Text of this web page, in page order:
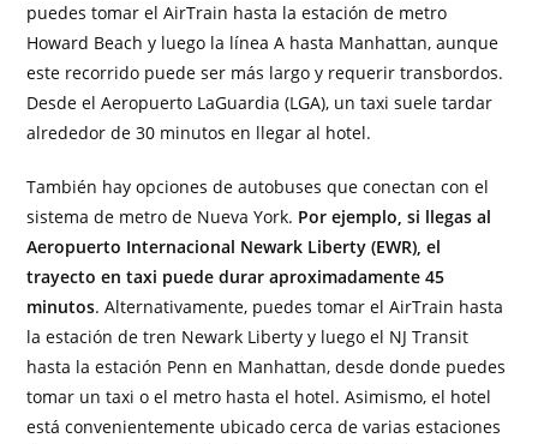
puedes tomar el AirTrain hasta la estación de metro
Howard Beach y luego la línea A hasta Manhattan, aunque
este recorrido puede ser más largo y requerir transbordos.
Desde el Aeropuerto LaGuardia (LGA), un taxi suele tardar
alrededor de 30 minutos en llegar al hotel.
También hay opciones de autobuses que conectan con el
sistema de metro de Nueva York. Por ejemplo, si llegas al
Aeropuerto Internacional Newark Liberty (EWR), el
trayecto en taxi puede durar aproximadamente 45
minutos. Alternativamente, puedes tomar el AirTrain hasta
la estación de tren Newark Liberty y luego el NJ Transit
hasta la estación Penn en Manhattan, desde donde puedes
tomar un taxi o el metro hasta el hotel. Asimismo, el hotel
está convenientemente ubicado cerca de varias estaciones